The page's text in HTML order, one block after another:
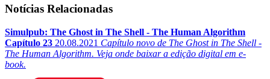
Notícias Relacionadas
Simulpub: The Ghost in The Shell - The Human Algorithm
Capítulo 23 20.08.2021 Capítulo novo de The Ghost in The Shell -
The Human Algorithm. Veja onde baixar a edição digital em e-
book.